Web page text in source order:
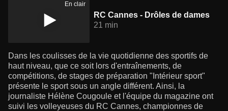
En clair
RC Cannes - Drôles de dames
21 min
Dans les coulisses de la vie quotidienne des sportifs de
haut niveau, que ce soit lors d'entraînements, de
compétitions, de stages de préparation "Intérieur sport"
présente le sport sous un angle différent. Ainsi, la
journaliste Hélène Cougoule et l'équipe du magazine ont
suivi les volleyeuses du RC Cannes, championnes de